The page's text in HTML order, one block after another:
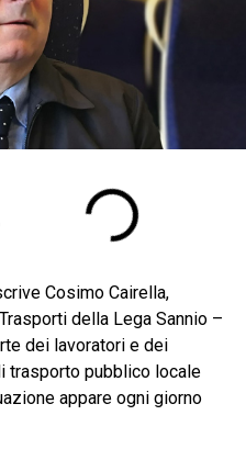
Cosimo Cairella,
della Lega Sannio –
dei lavoratori e dei
trasporto pubblico locale
appare ogni giorno